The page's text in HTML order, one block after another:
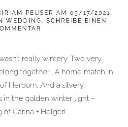
PEUSER AM 05/17/2021.
WEDDING . SCHREIBE EINEN
really wintery. Two very
together. A home match in
Herborn. And a silvery
in the golden winter light –
Carina + Holger!